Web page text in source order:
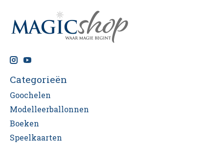
Categorieën
Goochelen
Modelleerballonnen
Boeken
Speelkaarten